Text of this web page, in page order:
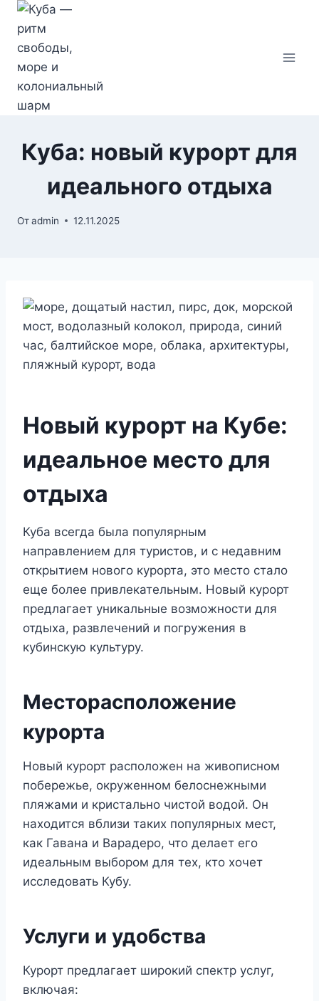
Перейти
содержимому
Куба: новый курорт для
идеального отдыха
Отadmin 12.11.2025
Новый курорт на Кубе:
идеальное место для
отдыха
Куба всегда была популярным
направлением для туристов, и с недавним
открытием нового курорта, это место стало
еще более привлекательным. Новый курорт
предлагает уникальные возможности для
отдыха, развлечений и погружения в
кубинскую культуру.
Месторасположение
курорта
Новый курорт расположен на живописном
побережье, окруженном белоснежными
пляжами и кристально чистой водой. Он
находится вблизи таких популярных мест,
как Гавана и Варадеро, что делает его
идеальным выбором для тех, кто хочет
исследовать Кубу.
Услуги и удобства
Курорт предлагает широкий спектр услуг,
включая: